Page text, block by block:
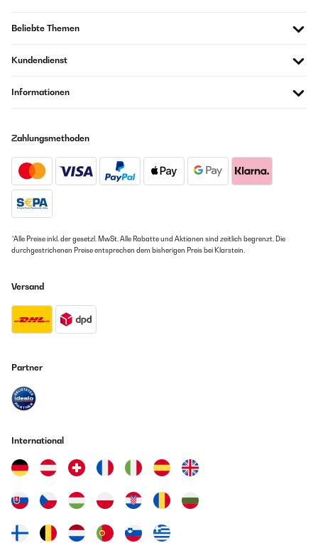
Beliebte Themen
Kundendienst
Informationen
Zahlungsmethoden
*Alle Preise inkl. der gesetzl. MwSt. Alle Rabatte und Aktionen sind zeitlich begrenzt. Die
durchgestrichenen Preise entsprechen dem bisherigen Preis bei Klarstein.
Versand
Partner
International